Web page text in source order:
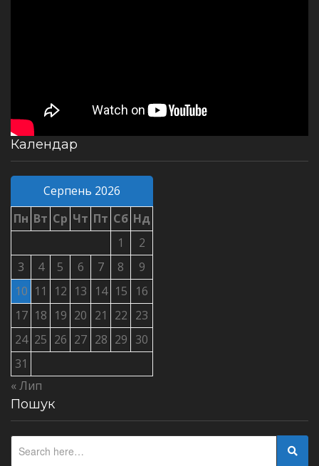
Календар
Серпень 2026
Пн Вт Ср Чт Пт Сб Нд
1
2
3
4 5 6 7 8
9
10 11 12 13 14 15
16
17 18 19 20 21 22 23
24 25 26 27 28 29 30
31
« Лип
Пошук